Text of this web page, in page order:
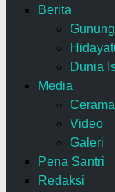
Berita
Dunia
Media
Video
Galeri
Pena Santri
Redaksi